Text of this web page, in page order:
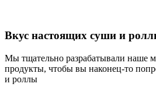
Вкус настоящих суши и
Мы тщательно разрабатывали наше
продукты, чтобы вы наконец-то
и роллы